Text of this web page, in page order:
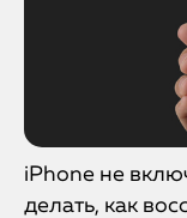
iPhone не
делать, как